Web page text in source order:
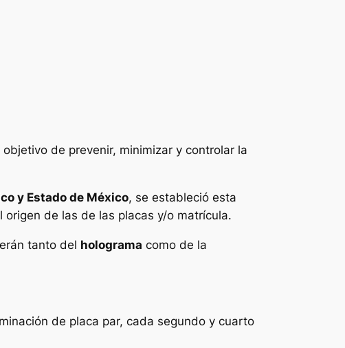
de prevenir, minimizar y controlar la
y Estado de México, se estableció esta
de las de las placas y/o matrícula.
tanto del holograma como de la
de placa par, cada segundo y cuarto